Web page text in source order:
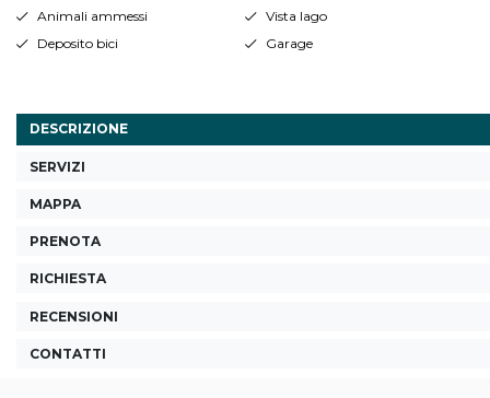
Animali ammessi
Vista lago
Deposito bici
Garage
DESCRIZIONE
SERVIZI
MAPPA
PRENOTA
RICHIESTA
RECENSIONI
CONTATTI